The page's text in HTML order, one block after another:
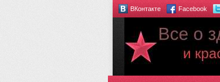
ВКонтакте Facebook